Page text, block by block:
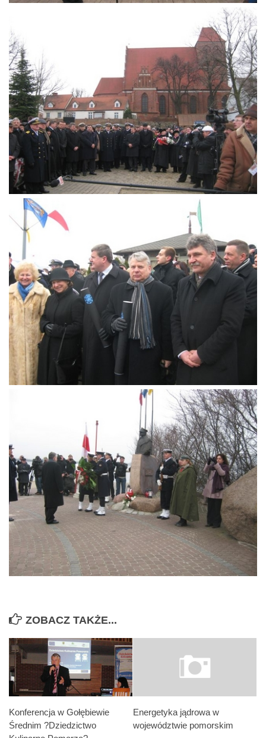
ZOBACZ TAKŻE...
Konferencja w Gołębiewie
Średnim ?Dziedzictwo
Energetyka jądrowa w
województwie pomorskim